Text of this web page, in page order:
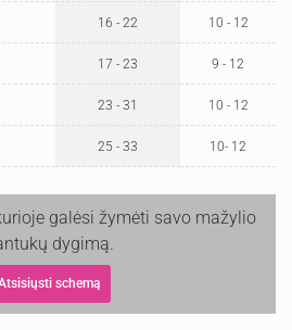
16 - 22 10 - 12
17 - 23 9 - 12
23 - 31 10 - 12
25 - 33 10- 12
galėsi žymėti savo mažylio
dygimą.
schemą